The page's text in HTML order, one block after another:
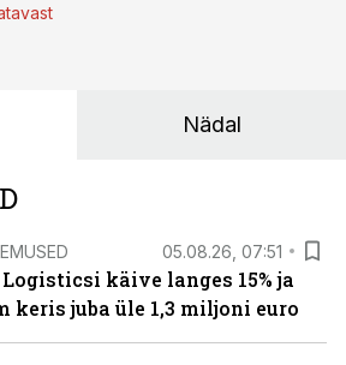
Nädal
05.08.26, 07:51
käive langes 15% ja
keris juba üle 1,3 miljoni euro